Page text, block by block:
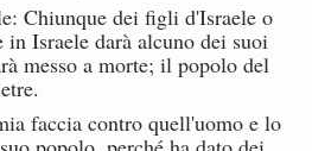
Chiunque dei figli d'Israele o
Israele darà alcuno dei suoi
messo a morte; il popolo del
faccia contro quell'uomo e lo